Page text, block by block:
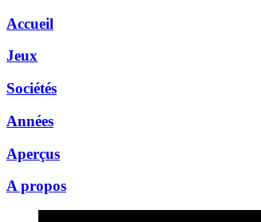
Accueil
Jeux
Sociétés
Années
Aperçus
A propos